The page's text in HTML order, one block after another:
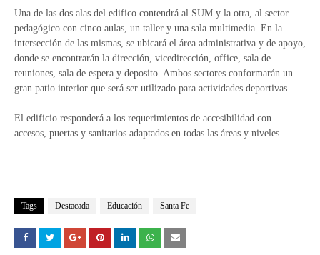
Una de las dos alas del edifico contendrá al SUM y la otra, al sector
pedagógico con cinco aulas, un taller y una sala multimedia. En la
intersección de las mismas, se ubicará el área administrativa y de apoyo,
donde se encontrarán la dirección, vicedirección, office, sala de
reuniones, sala de espera y deposito. Ambos sectores conformarán un
gran patio interior que será ser utilizado para actividades deportivas.
El edificio responderá a los requerimientos de accesibilidad con
accesos, puertas y sanitarios adaptados en todas las áreas y niveles.
Tags Destacada Educación Santa Fe